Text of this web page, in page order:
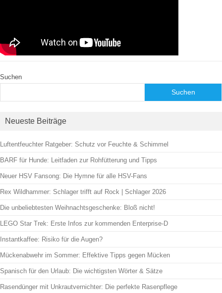
Suchen
Suchen
Neueste Beiträge
Luftentfeuchter Ratgeber: Schutz vor Feuchte & Schimmel
BARF für Hunde: Leitfaden zur Rohfütterung und Tipps
Neuer HSV Fansong: Die Hymne für alle HSV-Fans
Rex Wildhammer: Schlager trifft auf Rock | Schlager 2026
Die unbeliebtesten Weihnachtsgeschenke: Bloß nicht!
LEGO Star Trek: Erste Infos zur kommenden Enterprise‑D
Instantkaffee: Risiko für die Augen?
Mückenabwehr im Sommer: Effektive Tipps gegen Mücken
Spanisch für den Urlaub: Die wichtigsten Wörter & Sätze
Rasendünger mit Unkrautvernichter: Die perfekte Rasenpflege